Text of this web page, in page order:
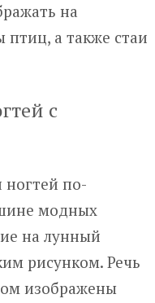
на
птиц, а также стаи
с
ногтей по-
модных
на лунный
рисунком. Речь
изображены